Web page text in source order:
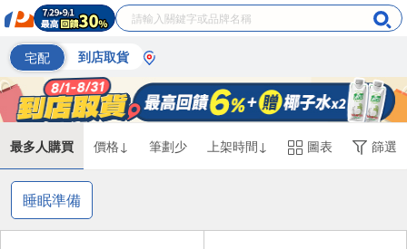
宅配 到店取貨
最多人購買 價格↓ 筆劃少 上架時間↓ 圖表 篩選
睡眠準備